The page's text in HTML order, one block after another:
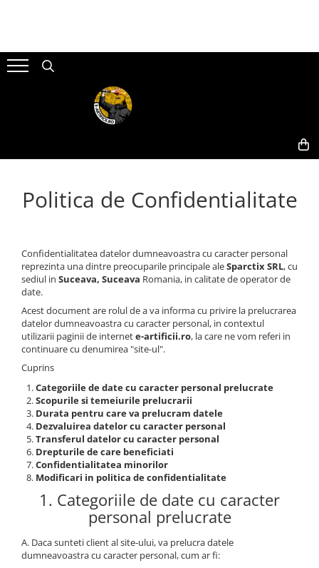
Artificii pentru Tort Engros
Moristi de sol
Artificii gender reveal
Baloane gender reveal
reveal
Artificii Tort Engros
Lumanari
Politica de Confidentialitate
Confidentialitatea datelor dumneavoastra cu caracter personal
reprezinta una dintre preocuparile principale aleSparctix SRL, cu
sediul in Suceava, Suceava Romania, in calitate de operator de
date.
Acest document are rolul de a va informa cu privire la prelucrarea
datelor dumneavoastra cu caracter personal, in contextul
utilizarii paginii de internete-artificii.ro, la care ne vom referi in
continuare cu denumirea "site-ul".
Cuprins
Categoriile de date cu caracter personal prelucrate
Scopurile si temeiurile prelucrarii
Durata pentru care va prelucram datele
Dezvaluirea datelor cu caracter personal
Transferul datelor cu caracter personal
Drepturile de care beneficiati
Confidentialitatea minorilor
Modificari in politica de confidentialitate
1. Categoriile de date cu caracter
personal prelucrate
A. Daca sunteti client al site-ului, va prelucra datele
dumneavoastra cu caracter personal, cum ar fi: